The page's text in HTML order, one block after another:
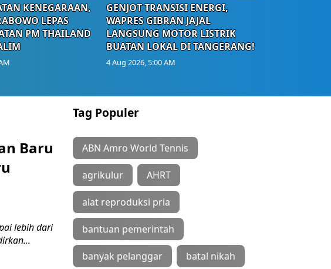
KENEGARAAN,
LEPAS
PM THAILAND
GENJOT TRANSISI ENERGI,
WAPRES GIBRAN JAJAL
LANGSUNG MOTOR LISTRIK
BUATAN LOKAL DI TANGERANG!
4 Aug 2026, 5:00 AM
Baru
lebih dari
Tag Populer
ABN Amro World Tennis
agrikulur AHRT
alat reproduksi pria
bantuan pemerintah
banyak pelanggar batal nikah